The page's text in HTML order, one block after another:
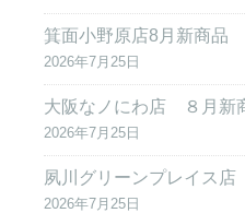
箕面小野原店8月新商品
2026年7月25日
大阪なノにわ店 ８月新
2026年7月25日
夙川グリーンプレイス
2026年7月25日